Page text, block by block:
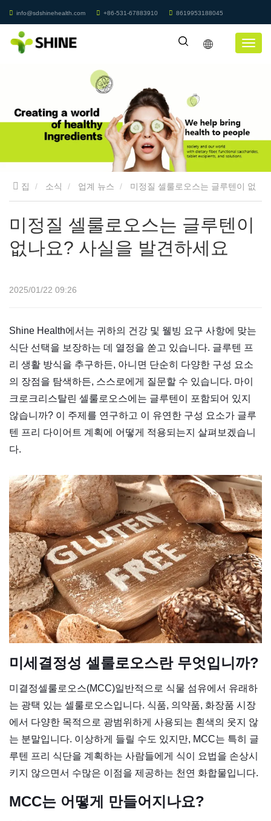
info@sdshinehealth.com +86-531-67883910 8619953188045
집 소식 업계 뉴스
나요? 사실을 발견하세요
미정질 셀룰로오스는 글루텐이
없나요? 사실을 발견하세요
2025/01/22 09:26
Shine Health에서는 귀하의 건강 및 웰빙 요구 사항에 맞는
식단 선택을 보장하는 데 열정을 쏟고 있습니다. 글루텐 프
리 생활 방식을 추구하든, 아니면 단순히 다양한 구성 요소
의 장점을 탐색하든, 스스로에게 질문할 수 있습니다. 마이
크로크리스탈린 셀룰로오스에는 글루텐이 포함되어 있지
않습니까? 이 주제를 연구하고 이 유연한 구성 요소가 글루
텐 프리 다이어트 계획에 어떻게 적용되는지 살펴보겠습니
다.
미세결정성 셀룰로오스란 무엇입니까?
미결정셀룰로오스(MCC)일반적으로 식물 섬유에서 유래하
는 광택 있는 셀룰로오스입니다. 식품, 의약품, 화장품 시장
에서 다양한 목적으로 광범위하게 사용되는 흰색의 웃지 않
는 분말입니다. 이상하게 들릴 수도 있지만, MCC는 특히 글
루텐 프리 식단을 계획하는 사람들에게 식이 요법을 손상시
키지 않으면서 수많은 이점을 제공하는 천연 화합물입니다.
MCC는 어떻게 만들어지나요?